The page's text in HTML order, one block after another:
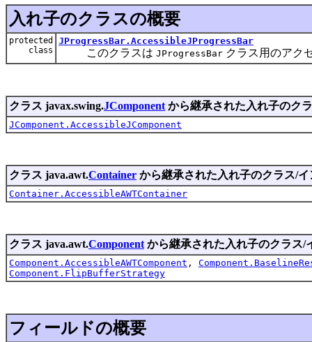
入れ子のクラスの概要
protected
class
JProgressBar.AccessibleJProgressBar
このクラスは JProgressBar クラス用のアク
クラス javax.swing.JComponent から継承された入れ子のク
JComponent.AccessibleJComponent
クラス java.awt.Container から継承された入れ子のクラス/
Container.AccessibleAWTContainer
クラス java.awt.Component から継承された入れ子のクラス/
Component.AccessibleAWTComponent ,
Component.FlipBufferStrategy
フィールドの概要